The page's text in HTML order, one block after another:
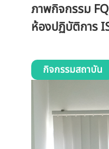
ภาพกิจกรรม
ห้องปฏิบัติการ
กิจกรรมสถาบัน